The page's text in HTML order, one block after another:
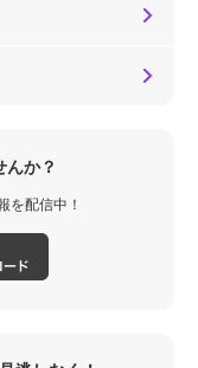
んか？
を配信中！